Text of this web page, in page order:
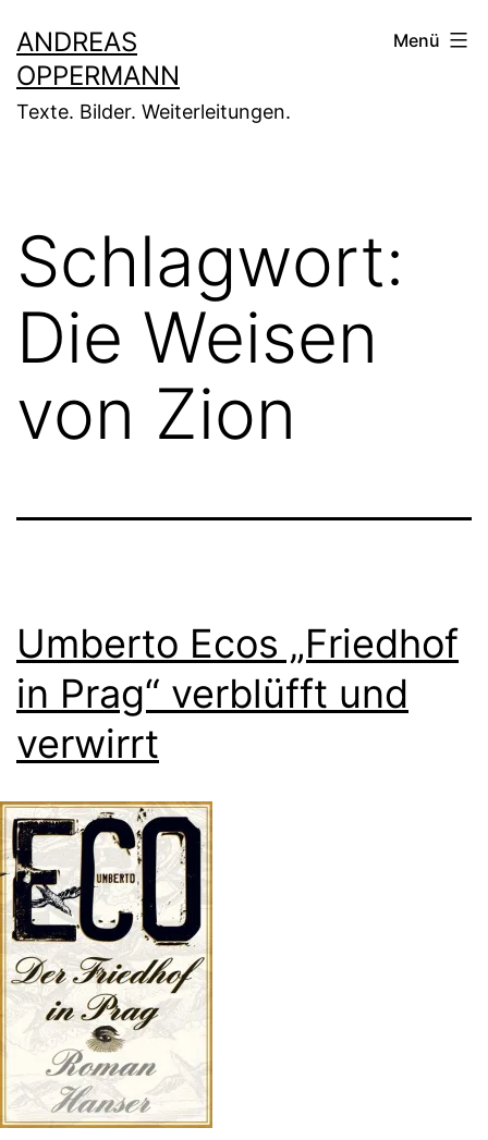
Inhalt
springen
ANDREAS
OPPERMANN
Texte. Bilder. Weiterleitungen.
Menü
Schlagwort:
Die Weisen
von Zion
Umberto Ecos „Friedhof
in Prag“ verblüfft und
verwirrt